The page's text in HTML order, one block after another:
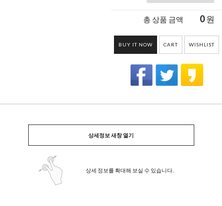
총 상품 금액 0원
BUY IT NOW CART WISHLIST
상세정보 새창 열기
상세 정보를 확대해 보실 수 있습니다.